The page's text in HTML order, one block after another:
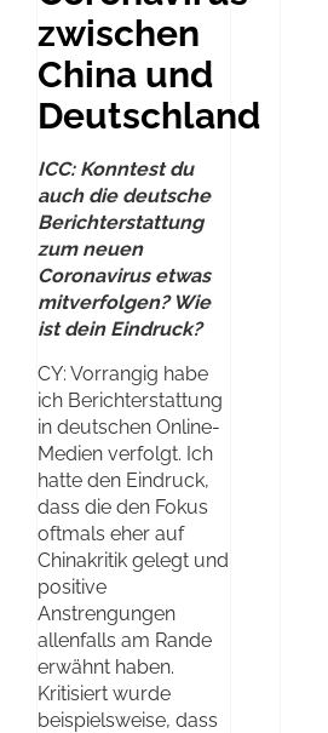
zwischen
China und
Deutschland
ICC: Konntest du
auch die deutsche
Berichterstattung
zum neuen
Coronavirus etwas
mitverfolgen? Wie
ist dein Eindruck?
CY: Vorrangig habe
ich Berichterstattung
in deutschen Online-
Medien verfolgt. Ich
hatte den Eindruck,
dass die den Fokus
oftmals eher auf
Chinakritik gelegt und
positive
Anstrengungen
allenfalls am Rande
erwähnt haben.
Kritisiert wurde
beispielsweise, dass